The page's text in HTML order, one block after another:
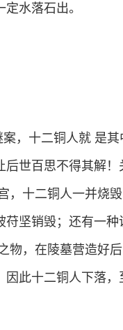
水落石出。
，十二铜人就 是
世百思不得其解！
，十二铜人一并烧
坚销毁；还有一
物，在陵墓营造好
此十二铜人下落，